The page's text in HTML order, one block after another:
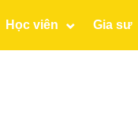
Học viên Gia sư